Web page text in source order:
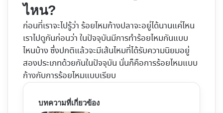
ไหน?
ก่อนที่เราจะไปรู้ว่า ร้อยไหมก้างปลาจะอยู่ได้นานแค่ไหน
เราไปดูกันก่อนว่า ในปัจจุบันมีการทำร้อยไหมกันแบบ
ไหนบ้าง ซึ่งปกติแล้วจะมีเส้นไหมที่ได้รับความนิยมอยู่
สองประเภทด้วยกันในปัจจุบัน นั่นก็คือการร้อยไหมแบบ
ก้างกับการร้อยไหมแบบเรียบ
บทความที่เกี่ยวข้อง